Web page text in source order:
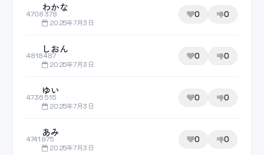
4708378
わかな
2025年7月3日
0 0
4818487
しおん
2025年7月3日
0 0
4736515
ゆい
2025年7月3日
0 0
4741975
あみ
2025年7月3日
0 0